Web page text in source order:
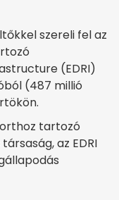
szereli fel az
(EDRI)
(487 millió
tartozó
az EDRI